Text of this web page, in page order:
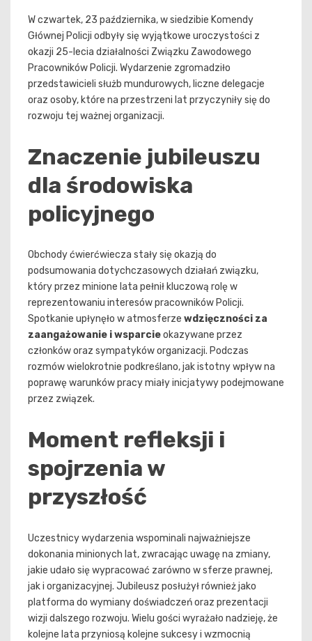
W czwartek, 23 października, w siedzibie Komendy
Głównej Policji odbyły się wyjątkowe uroczystości z
okazji 25-lecia działalności Związku Zawodowego
Pracowników Policji. Wydarzenie zgromadziło
przedstawicieli służb mundurowych, liczne delegacje
oraz osoby, które na przestrzeni lat przyczyniły się do
rozwoju tej ważnej organizacji.
Znaczenie jubileuszu
dla środowiska
policyjnego
Obchody ćwierćwiecza stały się okazją do
podsumowania dotychczasowych działań związku,
który przez minione lata pełnił kluczową rolę w
reprezentowaniu interesów pracowników Policji.
Spotkanie upłynęło w atmosferze wdzięczności za
zaangażowanie i wsparcieokazywane przez
członków oraz sympatyków organizacji. Podczas
rozmów wielokrotnie podkreślano, jak istotny wpływ na
poprawę warunków pracy miały inicjatywy podejmowane
przez związek.
Moment refleksji i
spojrzenia w
przyszłość
Uczestnicy wydarzenia wspominali najważniejsze
dokonania minionych lat, zwracając uwagę na zmiany,
jakie udało się wypracować zarówno w sferze prawnej,
jak i organizacyjnej. Jubileusz posłużył również jako
platforma do wymiany doświadczeń oraz prezentacji
wizji dalszego rozwoju. Wielu gości wyrażało nadzieję, że
kolejne lata przyniosą kolejne sukcesy i wzmocnią